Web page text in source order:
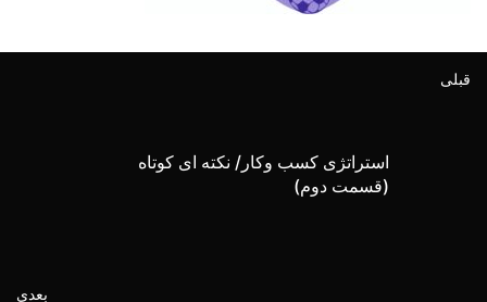
قبلی
استراتژی کسب وکار/ نکته ای کوتاه
(قسمت دوم)
بعدی